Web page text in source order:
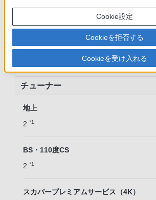
【KJ-43X8000E】43V
チューナー
地上
2 *1
BS・110度CS
2 *1
スカパープレミアムサービス（4K）
Cookie設定
Cookieを拒否する
Cookieを受け入れる